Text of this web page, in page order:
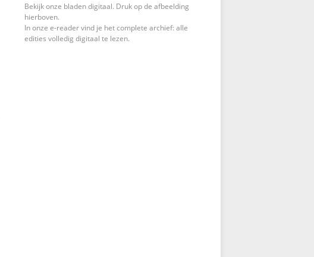
Bekijk onze bladen digitaal. Druk op de afbeelding
hierboven.
In onze e-reader vind je het complete archief: alle
edities volledig digitaal te lezen.